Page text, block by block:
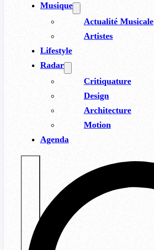
Musique
Actualité Musicale
Artistes
Lifestyle
Radar
Critiquature
Design
Architecture
Motion
Agenda